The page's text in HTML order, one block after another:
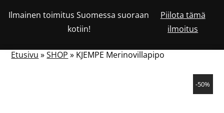
Ilmainen toimitus Suomessa suoraan
kotiin!
Piilota tämä
ilmoitus
Siirry
asiakastiliäsi
OSTOSKORISSA
NÄYTÄ
Etusivu »SHOP » KJEMPE Merinovillapipo
-50%